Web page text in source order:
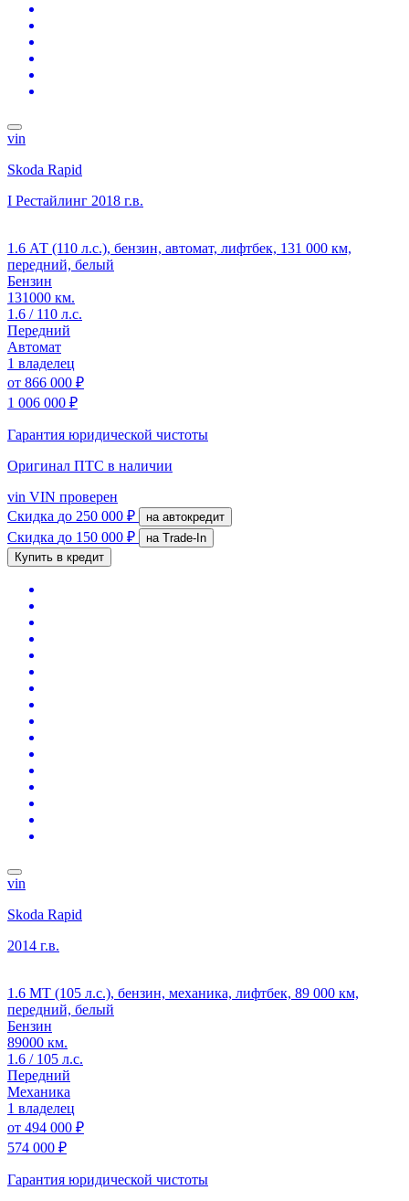
vin
Skoda Rapid
I Рестайлинг 2018 г.в.
1.6 АТ (110 л.с.), бензин, автомат, лифтбек, 131 000 км,
передний, белый
Бензин
131000 км.
1.6 / 110 л.с.
Передний
Автомат
1 владелец
от 866 000 ₽
1 006 000 ₽
Гарантия юридической чистоты
Оригинал ПТС в наличии
vin VIN проверен
Скидка до 250 000 ₽ на автокредит
Скидка до 150 000 ₽
на Trade-In
Купить в кредит
vin
Skoda Rapid
2014 г.в.
1.6 MT (105 л.с.), бензин, механика, лифтбек, 89 000 км,
передний, белый
Бензин
89000 км.
1.6 / 105 л.с.
Передний
Механика
1 владелец
от 494 000 ₽
574 000 ₽
Гарантия юридической чистоты